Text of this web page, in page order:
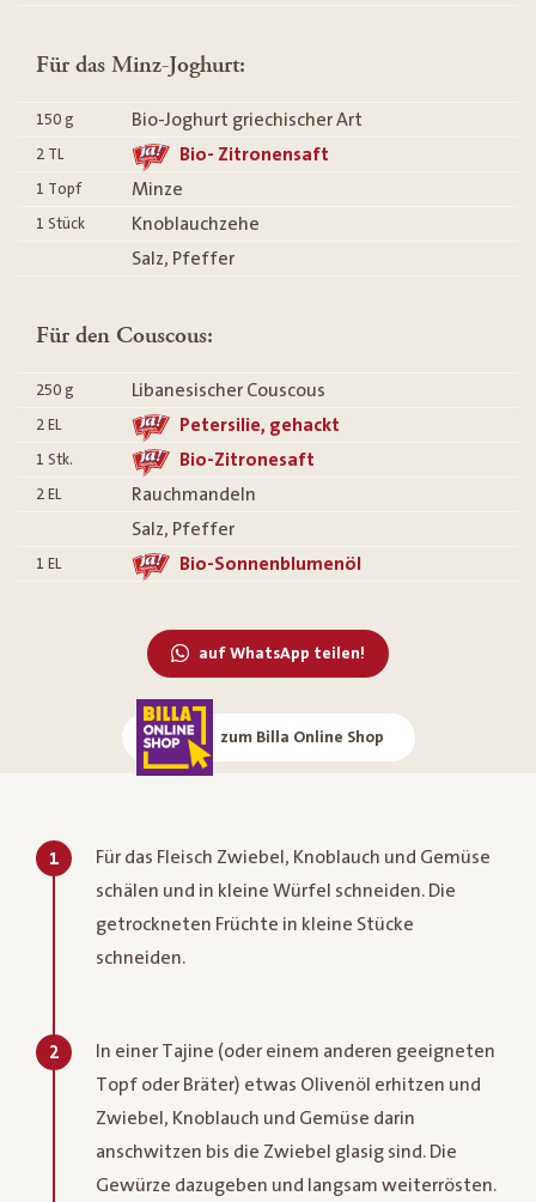
Für das Minz-Joghurt:
150 g Bio-Joghurt griechischer Art
2 TL Bio- Zitronensaft
1 Topf Minze
1 Stück
Knoblauchzehe
Salz, Pfeffer
Für den Couscous:
250 g Libanesischer Couscous
2 EL Petersilie, gehackt
1 Stk. Bio-Zitronesaft
2 EL
Rauchmandeln
Salz, Pfeffer
1 EL Bio-Sonnenblumenöl
auf WhatsApp teilen!
zum Billa Online Shop
1
Für das Fleisch Zwiebel, Knoblauch und Gemüse
schälen und in kleine Würfel schneiden. Die
getrockneten Früchte in kleine Stücke
schneiden.
2
In einer Tajine (oder einem anderen geeigneten
Topf oder Bräter) etwas Olivenöl erhitzen und
Zwiebel, Knoblauch und Gemüse darin
anschwitzen bis die Zwiebel glasig sind. Die
Gewürze dazugeben und langsam weiterrösten.